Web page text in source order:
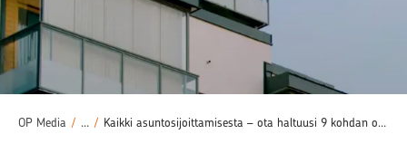
OP Media / ... /
Sijoittaminen
Asuntosijoittaminen / Kaikki asuntosijoittamisesta – ota haltuusi 9 kohdan opas